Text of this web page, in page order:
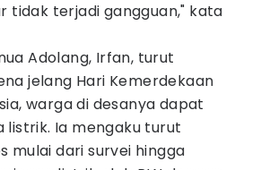
tidak terjadi gangguan," kata
Adolang, Irfan, turut
jelang Hari Kemerdekaan
warga di desanya dapat
listrik. Ia mengaku turut
mulai dari survei hingga